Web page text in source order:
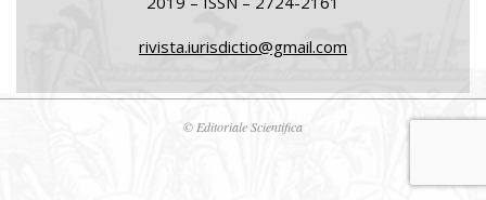
rivista.iurisdictio@gmail.com
© Editoriale Scientifica